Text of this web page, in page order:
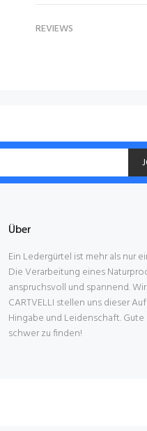
REVIEWS
Über
Ein Ledergürtel ist mehr als nur
Die Verarbeitung eines
anspruchsvoll und spannend.
CARTVELLI stellen uns dieser
Hingabe und Leidenschaft.
schwer zu finden!